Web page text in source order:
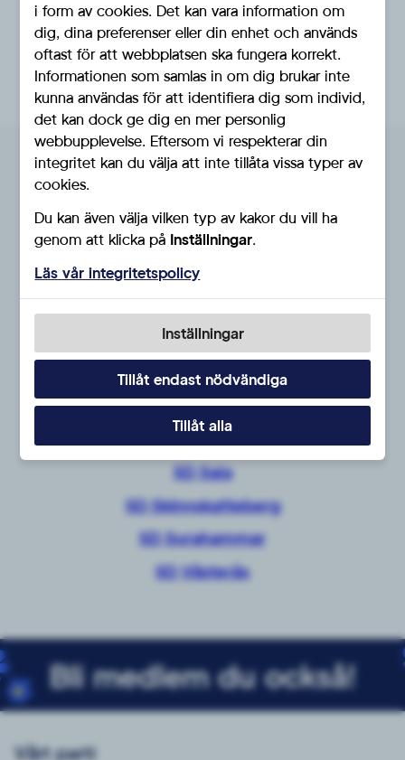
Föreningar i distriktet
SD Västmanland består av 10 kommuner.
SD Arboga
SD Fagersta
SD Hallstahammar
SD Kungsör
SD Köping
SD Norberg
SD Sala
SD Skinnskatteberg
SD Surahammar
SD Västerås
Bli medlem du också!
Vårt parti
i form av cookies. Det kan vara information om
dig, dina preferenser eller din enhet och används
oftast för att webbplatsen ska fungera korrekt.
Informationen som samlas in om dig brukar inte
kunna användas för att identifiera dig som individ,
det kan dock ge dig en mer personlig
webbupplevelse. Eftersom vi respekterar din
integritet kan du välja att inte tillåta vissa typer av
cookies.
Du kan även välja vilken typ av kakor du vill ha
genom att klicka på Inställningar.
Läs vår integritetspolicy
Inställningar
Tillåt endast nödvändiga
Tillåt alla